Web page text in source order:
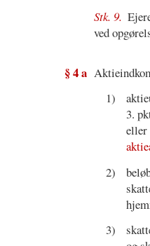
Stk. 9.
ved
§ 4 a
1)
3.
eller
2)
3)